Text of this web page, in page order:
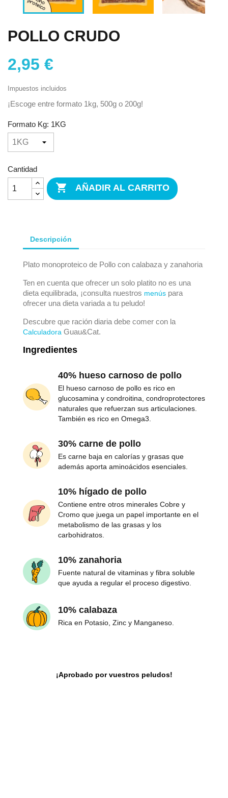
POLLO CRUDO
2,95 €
Impuestos incluidos
¡Escoge entre formato 1kg, 500g o 200g!
Formato Kg: 1KG
Cantidad
 AÑADIR AL CARRITO
Descripción
Plato monoproteico de Pollo con calabaza y zanahoria
Ten en cuenta que ofrecer un solo platito no es una
dieta equilibrada, ¡consulta nuestros menús para
ofrecer una dieta variada a tu peludo!
Descubre que ración diaria debe comer con la
Calculadora Guau&Cat.
Ingredientes
40% hueso carnoso de pollo
El hueso carnoso de pollo es rico en
glucosamina y condroitina, condroprotectores
naturales que refuerzan sus articulaciones.
También es rico en Omega3.
30% carne de pollo
Es carne baja en calorías y grasas que
además aporta aminoácidos esenciales.
10% hígado de pollo
Contiene entre otros minerales Cobre y
Cromo que juega un papel importante en el
metabolismo de las grasas y los
carbohidratos.
10% zanahoria
Fuente natural de vitaminas y fibra soluble
que ayuda a regular el proceso digestivo.
10% calabaza
Rica en Potasio, Zinc y Manganeso.
¡Aprobado por vuestros peludos!